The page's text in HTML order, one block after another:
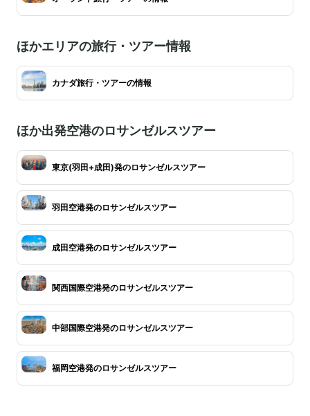
ほかエリアの旅行・ツアー情報
カナダ旅行・ツアーの情報
ほか出発空港のロサンゼルスツアー
東京(羽田+成田)発のロサンゼルスツアー
羽田空港発のロサンゼルスツアー
成田空港発のロサンゼルスツアー
関西国際空港発のロサンゼルスツアー
中部国際空港発のロサンゼルスツアー
福岡空港発のロサンゼルスツアー